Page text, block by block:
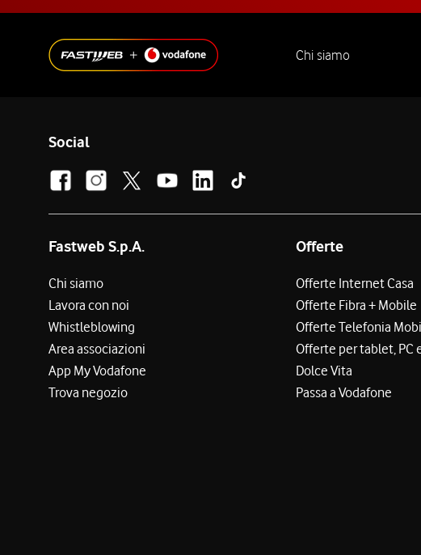
Chi siamo
Social
Fastweb S.p.A.
Chi siamo
Lavora con noi
Whistleblowing
Area associazioni
App My Vodafone
Trova negozio
Offerte
Offerte Internet Casa
Offerte Fibra + Mobile
Offerte Telefonia
Offerte per tablet, PC
Dolce Vita
Passa a Vodafone